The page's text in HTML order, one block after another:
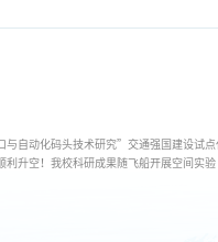
与自动化码头技术研究”交通强国建设试点
利升空！我校科研成果随飞船开展空间实验